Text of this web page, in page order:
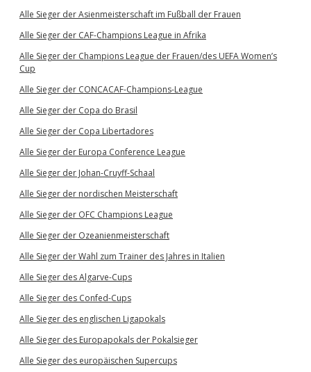
Alle Sieger der Asienmeisterschaft im Fußball der Frauen
Alle Sieger der CAF-Champions League in Afrika
Alle Sieger der Champions League der Frauen/des UEFA Women’s
Cup
Alle Sieger der CONCACAF-Champions-League
Alle Sieger der Copa do Brasil
Alle Sieger der Copa Libertadores
Alle Sieger der Europa Conference League
Alle Sieger der Johan-Cruyff-Schaal
Alle Sieger der nordischen Meisterschaft
Alle Sieger der OFC Champions League
Alle Sieger der Ozeanienmeisterschaft
Alle Sieger der Wahl zum Trainer des Jahres in Italien
Alle Sieger des Algarve-Cups
Alle Sieger des Confed-Cups
Alle Sieger des englischen Ligapokals
Alle Sieger des Europapokals der Pokalsieger
Alle Sieger des europäischen Supercups